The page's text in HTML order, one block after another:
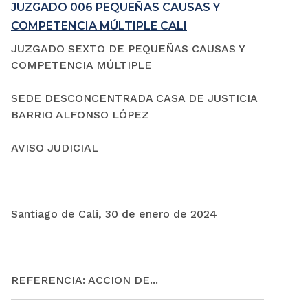
JUZGADO 006 PEQUEÑAS CAUSAS Y
COMPETENCIA MÚLTIPLE CALI
JUZGADO SEXTO DE PEQUEÑAS CAUSAS Y
COMPETENCIA MÚLTIPLE
SEDE DESCONCENTRADA CASA DE JUSTICIA
BARRIO ALFONSO LÓPEZ
AVISO JUDICIAL
Santiago de Cali, 30 de enero de 2024
REFERENCIA: ACCION DE...